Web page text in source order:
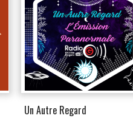
Un Autre Regard